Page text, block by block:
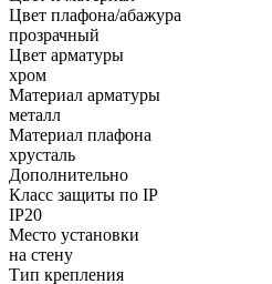
Цвет плафона/абажура
прозрачный
Цвет арматуры
хром
Материал арматуры
металл
Материал плафона
хрусталь
Дополнительно
Класс защиты по IP
IP20
Место установки
на стену
Тип крепления